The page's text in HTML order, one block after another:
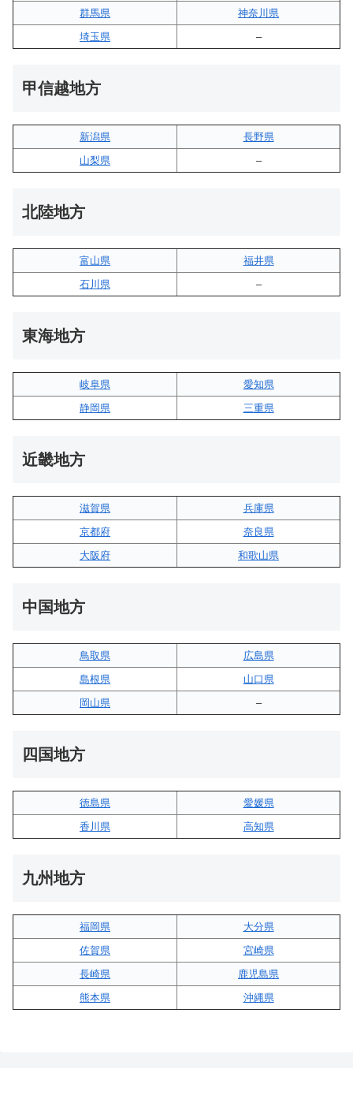
群馬県
神奈川県
埼玉県
–
甲信越地方
新潟県
長野県
山梨県
–
北陸地方
富山県
福井県
石川県
–
東海地方
岐阜県
愛知県
静岡県
三重県
近畿地方
滋賀県
兵庫県
京都府
奈良県
大阪府
和歌山県
中国地方
鳥取県
広島県
島根県
山口県
岡山県
–
四国地方
徳島県
愛媛県
香川県
高知県
九州地方
福岡県
大分県
佐賀県
宮崎県
長崎県
鹿児島県
熊本県
沖縄県